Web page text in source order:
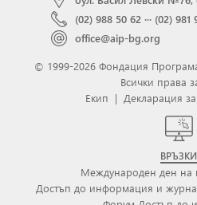
(02) 988 50 62 ··· (02) 981
office@aip-bg.org
© 1999-2026 Фондация
Всички права
Екип | Декларация
ВРЪЗКИ
Международен ден на
Достъп до информация и